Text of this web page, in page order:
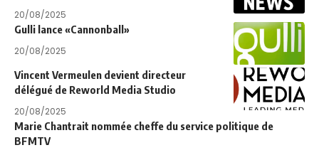
20/08/2025
Gulli lance «Cannonball»
20/08/2025
Vincent Vermeulen devient directeur
délégué de Reworld Media Studio
20/08/2025
Marie Chantrait nommée cheffe du service politique de
BFMTV